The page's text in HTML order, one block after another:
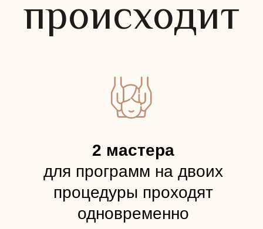
Я даю согласие на обработку
персональных данных для участия в
спецпредложениях и акциях и связи со
Хочу получать новости, специальные
предложения и сообщения от IDOL FACE.
Правовая информация